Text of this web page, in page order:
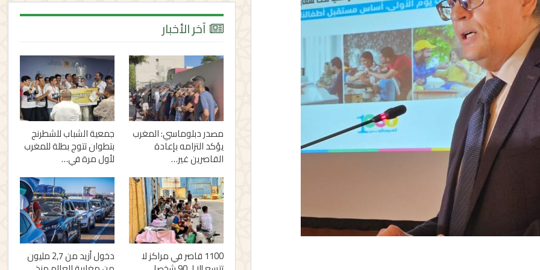
آخر الأخبار
مصدر دبلوماسي: المغرب
يؤكد التزامه بإعادة
القاصرين غير…
جمعية الشباب للشطرنج
بتطوان تتوج بطلة للمغرب
لأول مرة في…
1100 قاصر في مراكز لا دخول أزيد من 2,7 مليون